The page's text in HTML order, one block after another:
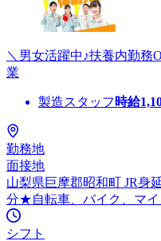
＼男女活躍中♪扶養内勤
業
製造スタッフ 時給
勤務地
面接地
山梨県巨摩郡昭和町 JR身
分★自転車、バイク、マイ
シフト